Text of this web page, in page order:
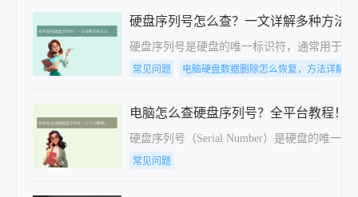
硬盘序列号怎么查？一文详解多种方法
硬盘序列号是硬盘的唯一标识符，通常用于
常见问题 电脑硬盘数据删除怎么恢复，方法详解
电脑怎么查硬盘序列号？全平台教程！
硬盘序列号（Serial Number）是硬盘的唯一
常见问题